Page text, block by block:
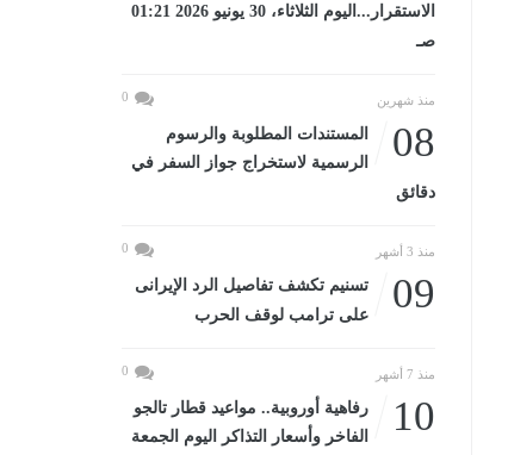
الاستقرار...اليوم الثلاثاء، 30 يونيو 2026 01:21
صـ
منذ شهرين 0
08
المستندات المطلوبة والرسوم
الرسمية لاستخراج جواز السفر في
دقائق
منذ 3 أشهر 0
09
تسنيم تكشف تفاصيل الرد الإيرانى
على ترامب لوقف الحرب
منذ 7 أشهر 0
10
رفاهية أوروبية.. مواعيد قطار تالجو
الفاخر وأسعار التذاكر اليوم الجمعة